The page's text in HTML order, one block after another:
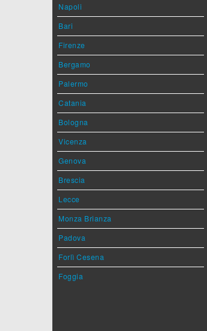
Napoli
Bari
Firenze
Bergamo
Palermo
Catania
Bologna
Vicenza
Genova
Brescia
Lecce
Monza Brianza
Padova
Forlì Cesena
Foggia